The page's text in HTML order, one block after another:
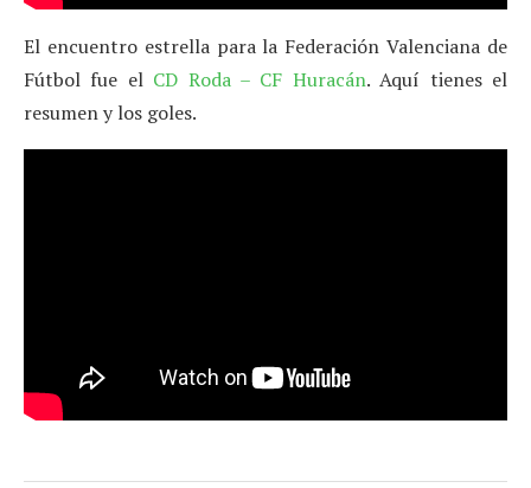
El encuentro estrella para la Federación Valenciana de
Fútbol fue el CD Roda – CF Huracán. Aquí tienes el
resumen y los goles.